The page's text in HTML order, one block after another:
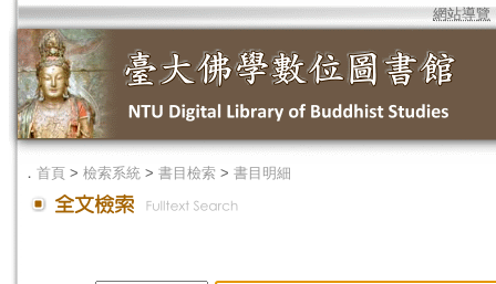
網站導覽
． 首頁 > 檢索系統 > 書目檢索 > 書目明細